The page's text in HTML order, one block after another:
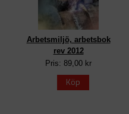
Arbetsmiljö, arbetsbok
rev 2012
Pris: 89,00 kr
Köp